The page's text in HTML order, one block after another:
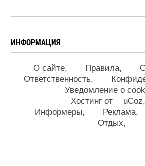
ИНФОРМАЦИЯ
О сайте Правила
Ответственность
Уведомление о
Хостинг от
uCoz
Информеры
Реклама
Отдых